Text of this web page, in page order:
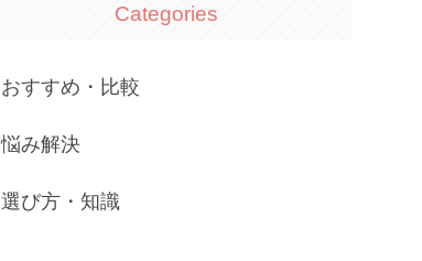
Categories
おすすめ・比較
悩み解決
選び方・知識